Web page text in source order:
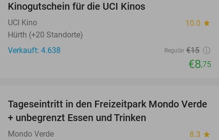
Kinogutschein für die UCI Kinos
UCI Kino 10.0 star
Hürth (+20 Standorte)
Verkauft: 4.638
Regulär €15
€8,75
25%
Tageseintritt in den Freizeitpark Mondo Verde
+ unbegrenzt Essen und Trinken
Mondo Verde 8.3 star